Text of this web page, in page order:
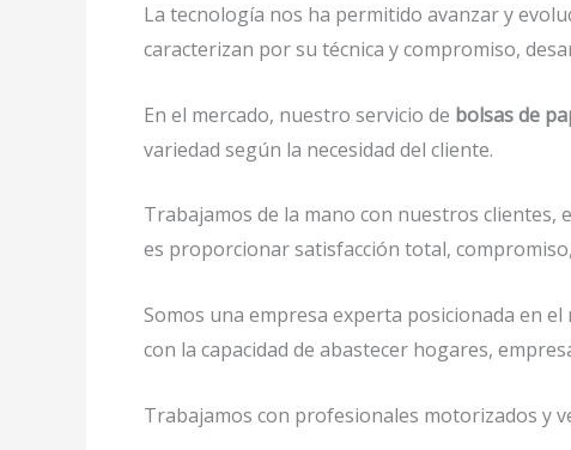
La tecnología nos ha permitido avanzar y
caracterizan por su técnica y compromiso,
En el mercado, nuestro servicio de bolsas de
variedad según la necesidad del cliente.
Trabajamos de la mano con nuestros
es proporcionar satisfacción total,
Somos una empresa experta posicionada en
con la capacidad de abastecer hogares,
Trabajamos con profesionales motorizados y